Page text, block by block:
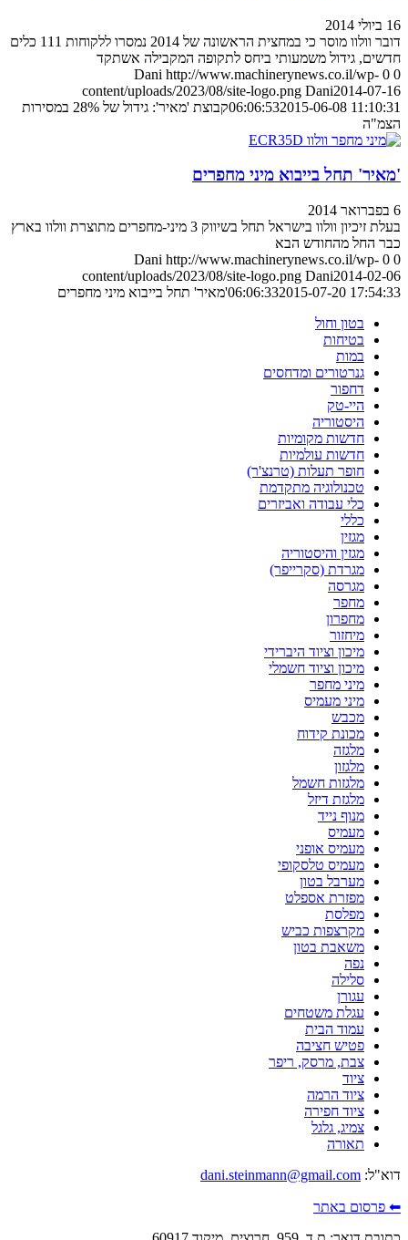
16 ביולי 2014
דובר וולוו מוסר כי במחצית הראשונה של 2014 נמסרו ללקוחות 111 כלים
חדשים, גידול משמעותי ביחס לתקופה המקבילה אשתקד
0
0
Dani http://www.machinerynews.co.il/wp-
content/uploads/2023/08/site-logo.png Dani2014-07-16
06:06:532015-06-08 11:10:31
קבוצת 'מאיר': גידול של 28% במסירות
הצמ"ה
'מאיר' תחל בייבוא מיני מחפרים
6 בפברואר 2014
בעלת זיכיון וולוו בישראל תחל בשיווק 3 מיני-מחפרים מתוצרת וולוו בארץ
כבר החל מהחודש הבא
0
0
Dani http://www.machinerynews.co.il/wp-
content/uploads/2023/08/site-logo.png Dani2014-02-06
06:06:332015-07-20 17:54:33
'מאיר' תחל בייבוא מיני מחפרים
בטון וחול
בטיחות
במות
גנרטורים ומדחסים
דחפור
היי-טק
היסטוריה
חדשות מקומיות
חדשות עולמיות
חופר תעלות (טרנצ'ר)
טכנולוגיה מתקדמת
כלי עבודה ואביזרים
כללי
מגזין
מגזין והיסטוריה
מגרדת (סקרייפר)
מגרסה
מחפר
מחפרון
מיחזור
מיכון וציוד היברידי
מיכון וציוד חשמלי
מיני מחפר
מיני מעמיס
מכבש
מכונת קידוח
מלגזה
מלגזון
מלגזות חשמל
מלגזת דיזל
מנוף נייד
מעמיס
מעמיס אופני
מעמיס טלסקופי
מערבל בטון
מפזרת אספלט
מפלסת
מקרצפות כביש
משאבת בטון
נפה
סלילה
עגורן
עגלת משטחים
עמוד הבית
פטיש חציבה
צבת, מרסק, ריפר
ציוד
ציוד הרמה
ציוד חפירה
צמיג, גלגל
תאורה
דוא"ל: dani.steinmann@gmail.com
⬅ פרסום באתר